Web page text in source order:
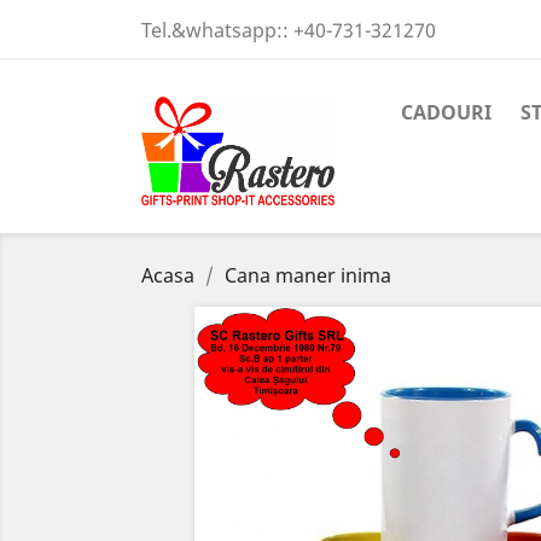
Tel.&whatsapp:: +40-731-321270
CADOURI
Acasa Cana maner inima